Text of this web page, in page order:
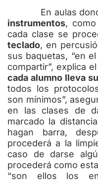
En aulas donde
instrumentos,
cada clase se
teclado, en
sus baquetas, “en
compartir”, explica
cada alumno lleva
todos los
son mínimos”,
en las clases de
marcado la
hagan barra,
procederá a la
caso de darse
procederá como
“son ellos los